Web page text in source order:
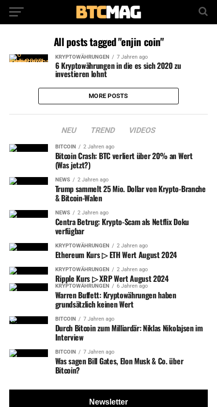
All posts tagged "enjin coin"
KRYPTOWÄHRUNGEN 7 Jahren ago
6 Kryptowährungen in die es sich 2020 zu
investieren lohnt
MORE POSTS
NEU TREND VIDEOS
BITCOIN 2 Jahren ago
Bitcoin Crash: BTC verliert über 20% an Wert
(Was jetzt?)
NEWS 2 Jahren ago
Trump sammelt 25 Mio. Dollar von Krypto-Branche
& Bitcoin-Walen
NEWS 2 Jahren ago
Centra Betrug: Krypto-Scam als Netflix Doku
verfügbar
KRYPTOWÄHRUNGEN 2 Jahren ago
Ethereum Kurs ▷ ETH Wert August 2024
KRYPTOWÄHRUNGEN 2 Jahren ago
Ripple Kurs ▷ XRP Wert August 2024
KRYPTOWÄHRUNGEN 6 Jahren ago
Warren Buffett: Kryptowährungen haben
grundsätzlich keinen Wert
BITCOIN 7 Jahren ago
Durch Bitcoin zum Milliardär: Niklas Nikolajsen im
Interview
BITCOIN 7 Jahren ago
Was sagen Bill Gates, Elon Musk & Co. über
Bitcoin?
Newsletter